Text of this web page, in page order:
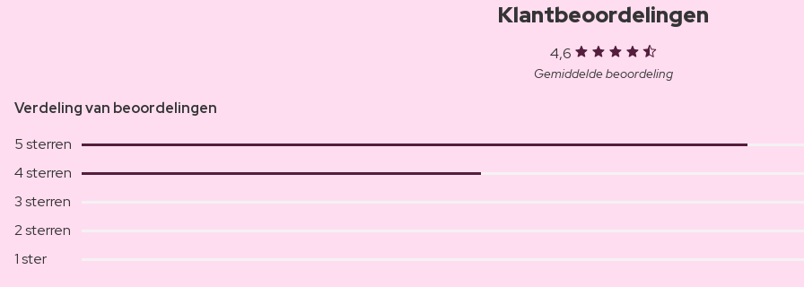
Klantbeoordelingen
4,6
Gemiddelde beoordeling
Verdeling van beoordelingen
5 sterren
4 sterren
3 sterren
2 sterren
1 ster